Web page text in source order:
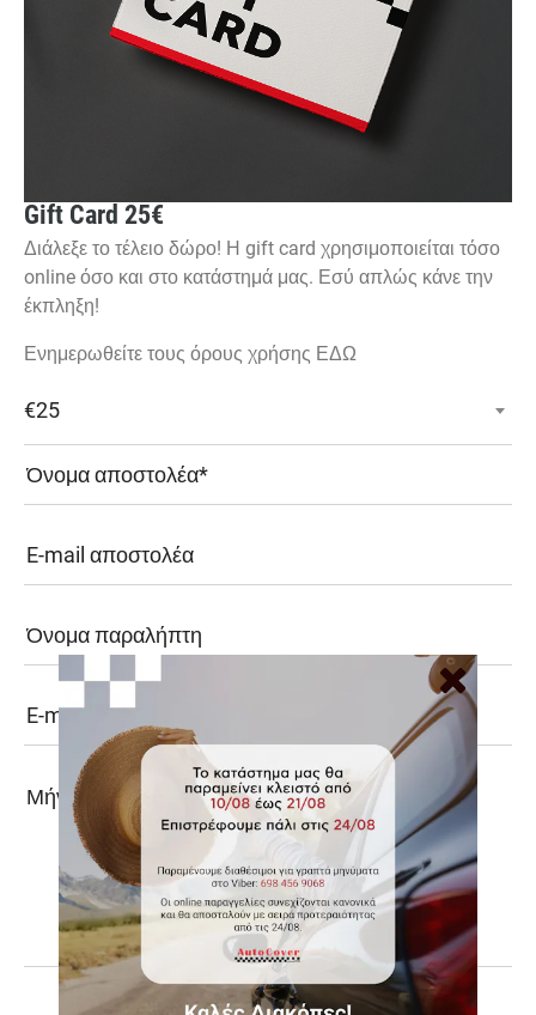
Gift Card 25€
Διάλεξε το τέλειο δώρο! Η gift card χρησιμοποιείται τόσο
online όσο και στο κατάστημά μας. Εσύ απλώς κάνε την
έκπληξη!
Ενημερωθείτε τους όρους χρήσης ΕΔΩ
€25